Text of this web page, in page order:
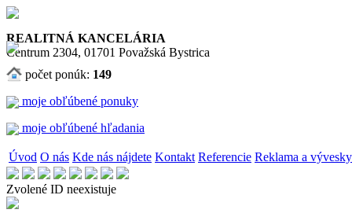
REALITNÁ KANCELÁRIA
Centrum 2304, 01701 Považská Bystrica
počet ponúk: 149
moje obľúbené ponuky
moje obľúbené hľadania
Úvod O nás Kde nás nájdete Kontakt Referencie Reklama a vývesky
Zvolené ID neexistuje